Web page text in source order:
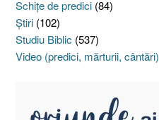
Schiţe de predici (84)
Ştiri (102)
Studiu Biblic (537)
Video (predici, mărturii, cântări)